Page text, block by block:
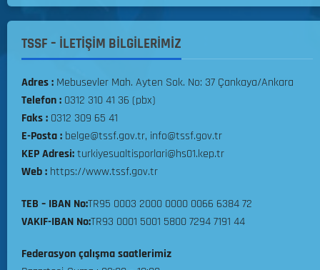
m
S
e
ç
m
e
l
e
r
i
Y
r
ı
m
TSSF – İLETİŞİM BİLGİLERİMİZ
Adres : Mebusevler Mah. Ayten Sok. No: 37 Çankaya/Ankara
Telefon : 0312 310 41 36 (pbx)
Faks : 0312 309 65 41
E-Posta : belge@tssf.gov.tr, info@tssf.gov.tr
KEP Adresi:turkiyesualtisporlari@hs01.kep.tr
Web : https://www.tssf.gov.tr
TEB – IBAN No:TR95 0003 2000 0000 0066 6384 72
VAKIF-IBAN No:TR93 0001 5001 5800 7294 7191 44
Federasyon çalışma saatlerimiz